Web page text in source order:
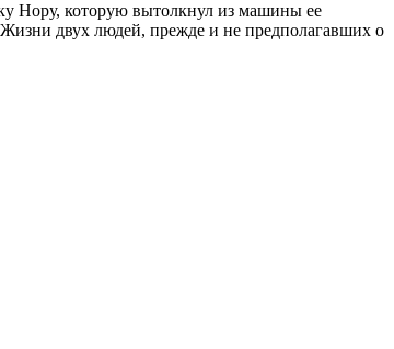
Нору, которую вытолкнул из машины ее
Жизни двух людей, прежде и не предполагавших о